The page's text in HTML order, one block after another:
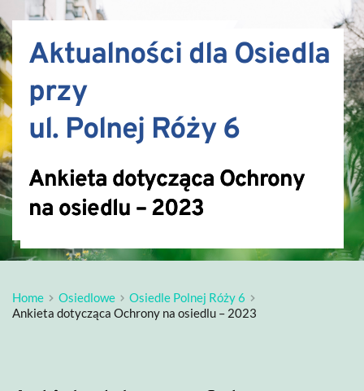
Aktualności dla Osiedla
przy
ul. Polnej Róży 6
Ankieta dotycząca Ochrony
na osiedlu – 2023
Home Osiedlowe
Osiedle Polnej Róży 6
Ankieta dotycząca Ochrony na osiedlu – 2023